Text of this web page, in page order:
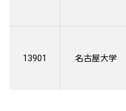
13901 名古屋大学